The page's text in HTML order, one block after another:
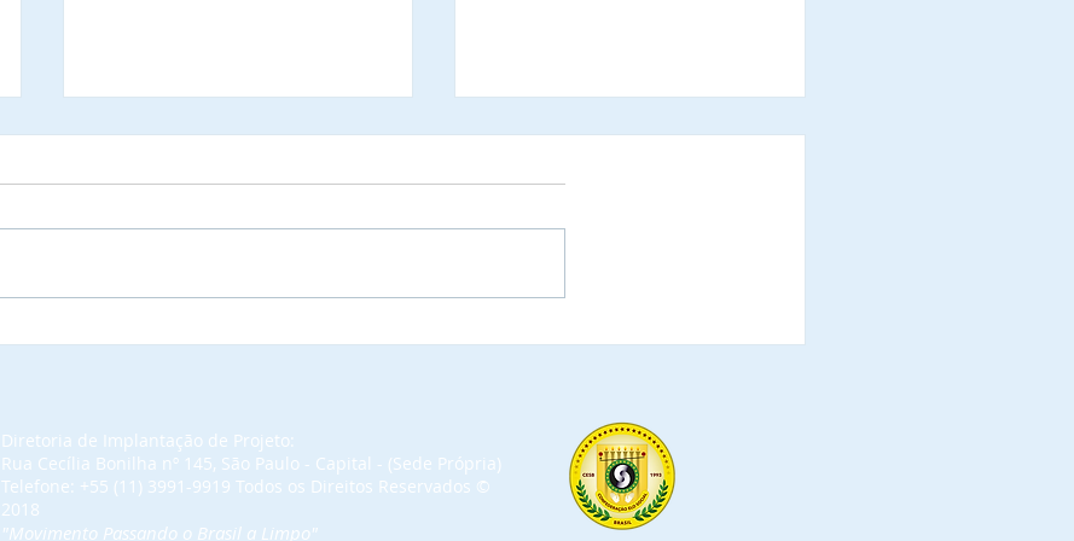
de Títulos de
Comendadores e
Embaixadoras da Ordem do
reunião com a CES -
Confederação do Elo Social
Diretoria de Implantação de Projeto:
Rua Cecília Bonilha nº 145, São Paulo - Capital - (Sede Própria)
Telefone: +55 (11) 3991-9919 Todos os Direitos Reservados​ ©
2018
"Movimento Passando o Brasil a Limpo"